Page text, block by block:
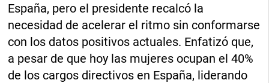
España, pero el presidente recalcó la
necesidad de acelerar el ritmo sin conformarse
con los datos positivos actuales. Enfatizó que,
a pesar de que hoy las mujeres ocupan el 40%
de los cargos directivos en España, liderando